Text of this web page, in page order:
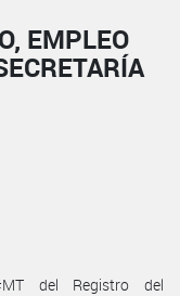
EMPLEO
del Registro del